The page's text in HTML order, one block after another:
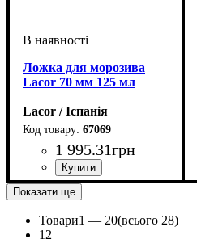
Ложка для морозива
Lacor 70 мм 125 мл
Lacor / Іспанія
67069
1 995.31грн
Показати ще
Товари1 — 20(всього 28)
1 2